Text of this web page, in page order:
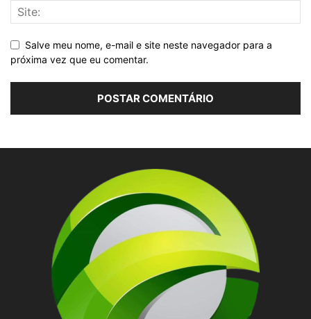
Salve meu nome, e-mail e site neste navegador para a
próxima vez que eu comentar.